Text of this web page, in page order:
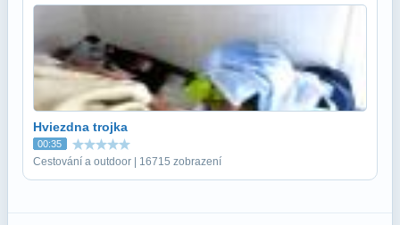
Hviezdna trojka
00:35
Cestování a outdoor | 16715 zobrazení